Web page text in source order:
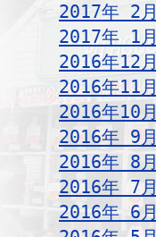
2017年 2月
2017年 1月
2016年12月
2016年11月
2016年10月
2016年 9月
2016年 8月
2016年 7月
2016年 6月